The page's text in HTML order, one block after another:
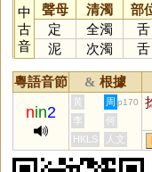
中
古
音
聲母 清濁 部
定
全濁 舌
泥
次濁 舌
粵語音節 & 根據
nin2
黃 周 p170
李
何
HKLS
人文